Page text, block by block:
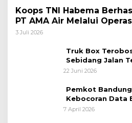
Koops TNI Habema
PT AMA Air Melalui
Taktis
3 Juli 2026
Truk Box
Sebidang Jalan
Jalan Stasiun
22 Juni 2026
Pemkot
Kebocoran Data
Server Disdukcapil
7 April 2026